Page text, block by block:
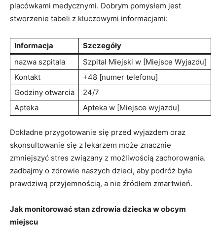
placówkami medycznymi. Dobrym pomysłem ⁣jest
stworzenie tabeli z kluczowymi ‍informacjami:
Informacja
Szczegóły
nazwa⁣ szpitala
Szpital Miejski w [Miejsce Wyjazdu]
Kontakt
+48 [numer telefonu]
Godziny otwarcia
24/7
Apteka
Apteka w [Miejsce wyjazdu]
Dokładne przygotowanie się ⁢przed wyjazdem oraz
skonsultowanie się z lekarzem‌ może ‍znacznie⁤
zmniejszyć ‍stres związany z możliwością zachorowania.⁢
zadbajmy‌ o zdrowie naszych dzieci, aby podróż była
prawdziwą​ przyjemnością, ​a ⁤nie ⁤źródłem zmartwień.
Jak⁣ monitorować stan ⁣zdrowia ​dziecka w⁤ obcym
miejscu